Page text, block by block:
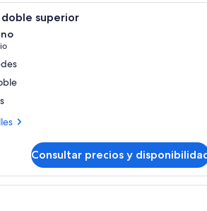
Una habitación de hotel con
superior
Consultar precios y